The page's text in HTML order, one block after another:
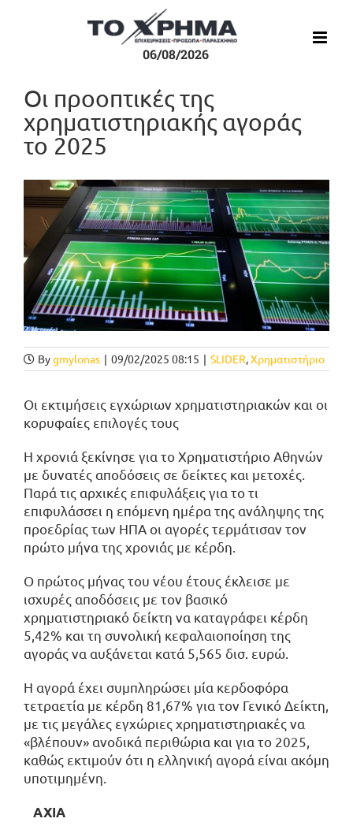
06/08/2026
Οι προοπτικές της
χρηματιστηριακής αγοράς
το 2025
Προβολή
μεγαλύτερης
εικόνας
Bygmylonas | 09/02/2025 08:15 | SLIDER,Χρηματιστήριο
Οι εκτιμήσεις εγχώριων χρηματιστηριακών και οι
κορυφαίες επιλογές τους
Η χρονιά ξεκίνησε για το Χρηματιστήριο Αθηνών
με δυνατές αποδόσεις σε δείκτες και μετοχές.
Παρά τις αρχικές επιφυλάξεις για το τι
επιφυλάσσει η επόμενη ημέρα της ανάληψης της
προεδρίας των ΗΠΑ οι αγορές τερμάτισαν τον
πρώτο μήνα της χρονιάς με κέρδη.
Ο πρώτος μήνας του νέου έτους έκλεισε με
ισχυρές αποδόσεις με τον βασικό
χρηματιστηριακό δείκτη να καταγράφει κέρδη
5,42% και τη συνολική κεφαλαιοποίηση της
αγοράς να αυξάνεται κατά 5,565 δισ. ευρώ.
Η αγορά έχει συμπληρώσει μία κερδοφόρα
τετραετία με κέρδη 81,67% για τον Γενικό Δείκτη,
με τις μεγάλες εγχώριες χρηματιστηριακές να
«βλέπουν» ανοδικά περιθώρια και για το 2025,
καθώς εκτιμούν ότι η ελληνική αγορά είναι ακόμη
υποτιμημένη.
AXIA